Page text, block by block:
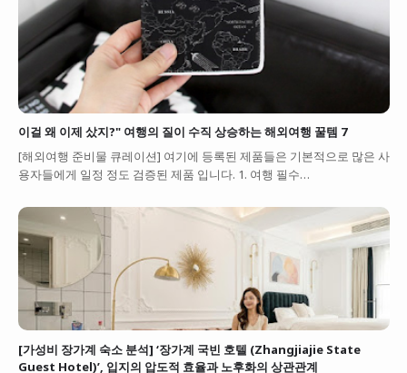
이걸 왜 이제 샀지?" 여행의 질이 수직 상승하는 해외여행 꿀템 7
[해외여행 준비물 큐레이션] 여기에 등록된 제품들은 기본적으로 많은 사
용자들에게 일정 정도 검증된 제품 입니다. 1. 여행 필수…
[가성비 장가계 숙소 분석] ‘장가계 국빈 호텔 (Zhangjiajie State
Guest Hotel)’, 입지의 압도적 효율과 노후화의 상관관계